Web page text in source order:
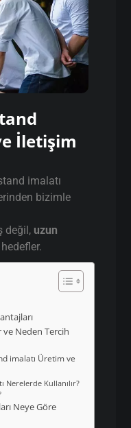
İletişim
imalatı
bizimle
değil, uzun
Neden Tercih
imalatı Üretim ve
Nerelerde Kullanılır?
Neye Göre